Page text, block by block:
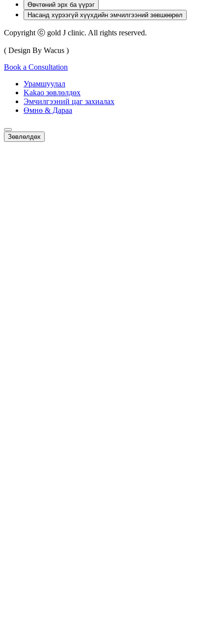
Өвчтөний эрх ба үүрэг
Насанд хүрээгүй хүүхдийн эмчилгээний зөвшөөрөл
Copyright ⓒ gold J clinic. All rights reserved.
( Design By Wacus )
Book a Consultation
Урамшуулал
Kakao зөвлөлдөх
Эмчилгээний цаг захиалах
Өмнө & Дараа
Зөвлөлдөх